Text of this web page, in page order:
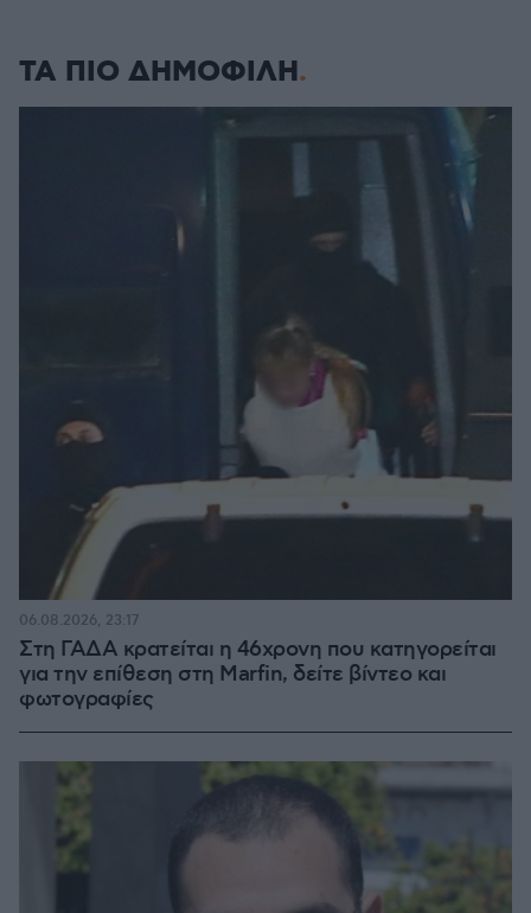
ΤΑ ΠΙΟ ΔΗΜΟΦΙΛΗ
Στη ΓΑΔΑ κρατείται η 46χρονη που κατηγορείται
για την επίθεση στη Marfin, δείτε βίντεο και
φωτογραφίες
06.08.2026, 23:17